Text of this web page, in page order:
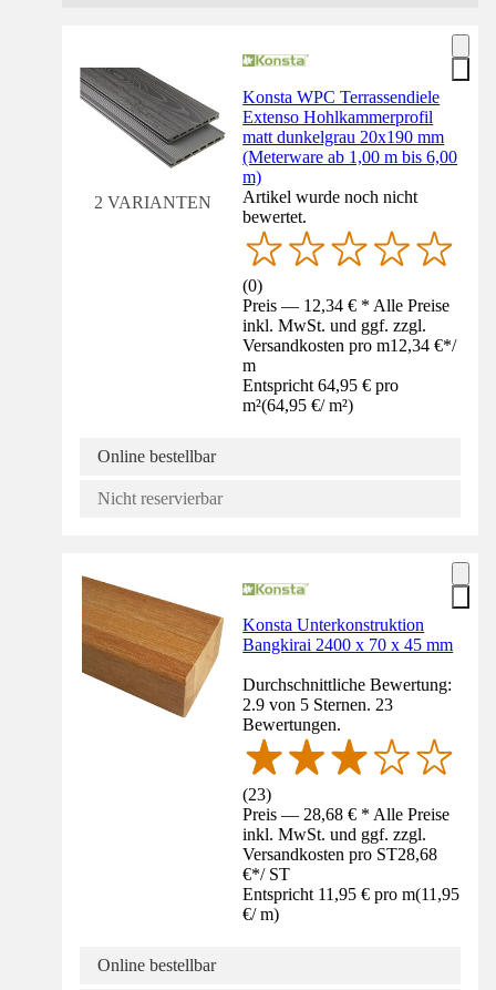
2 VARIANTEN
Konsta WPC Terrassendiele
Extenso Hohlkammerprofil
matt dunkelgrau 20x190 mm
(Meterware ab 1,00 m bis 6,00
m)
Artikel wurde noch nicht
bewertet.
(0)
Preis — 12,34 € * Alle Preise
inkl. MwSt. und ggf. zzgl.
Versandkosten pro m12,34 €*/
m
Entspricht 64,95 € pro
m²(64,95 €/ m²)
Online bestellbar
Nicht reservierbar
Konsta Unterkonstruktion
Bangkirai 2400 x 70 x 45 mm
Durchschnittliche Bewertung:
2.9 von 5 Sternen. 23
Bewertungen.
(23)
Preis — 28,68 € * Alle Preise
inkl. MwSt. und ggf. zzgl.
Versandkosten pro ST28,68
€*/ ST
Entspricht 11,95 € pro m(11,95
€/ m)
Online bestellbar